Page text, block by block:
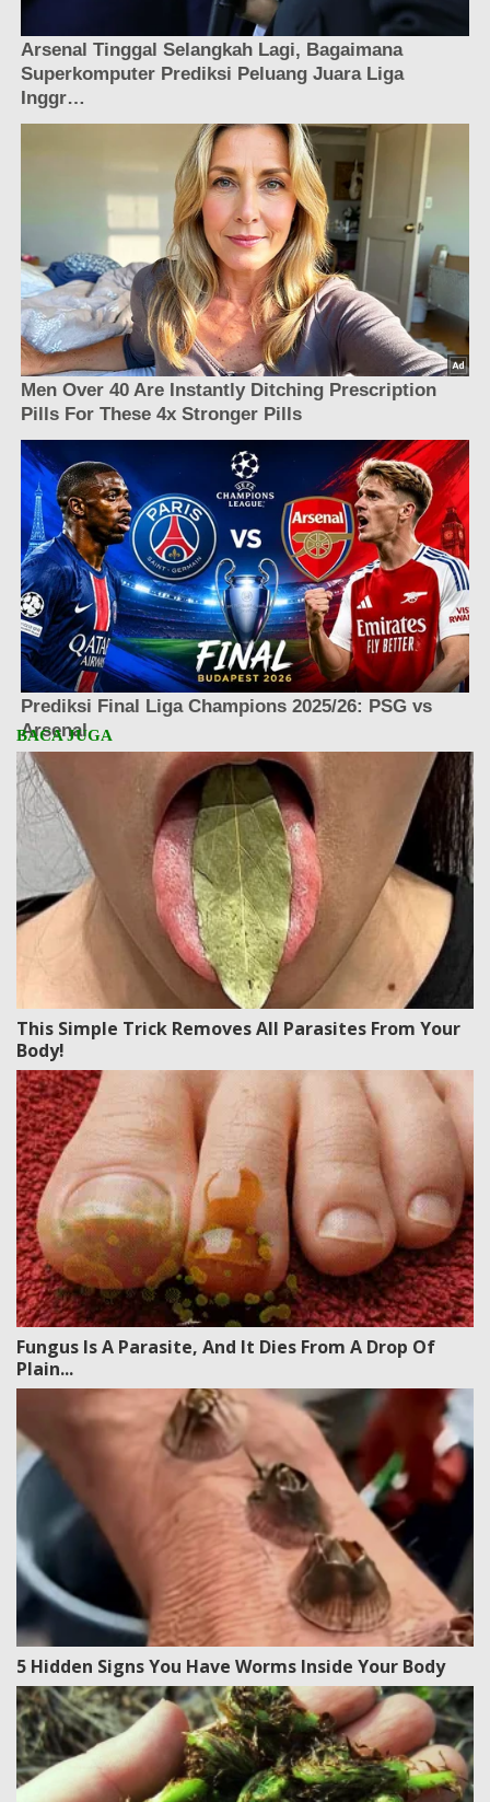
This Simple Trick Removes All Parasites From Your
Body!
Fungus Is A Parasite, And It Dies From A Drop Of
Plain...
5 Hidden Signs You Have Worms Inside Your Body